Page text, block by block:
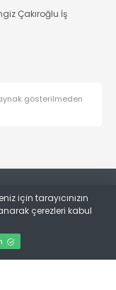
Çakıroğlu İş
gösterilmeden
için tarayıcınızın
çerezleri kabul